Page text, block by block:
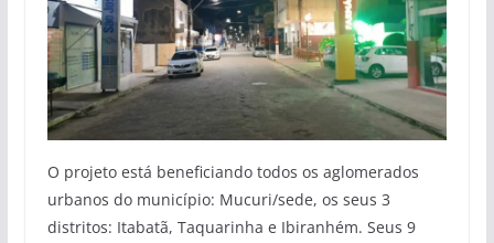
O projeto está beneficiando todos os aglomerados
urbanos do município: Mucuri/sede, os seus 3
distritos: Itabatã, Taquarinha e Ibiranhém. Seus 9